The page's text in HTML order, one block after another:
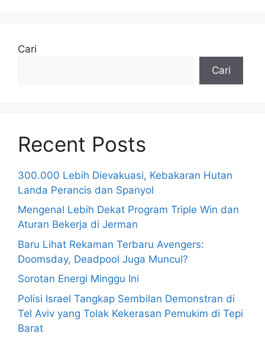
Cari
Cari
Recent Posts
300.000 Lebih Dievakuasi, Kebakaran Hutan
Landa Perancis dan Spanyol
Mengenal Lebih Dekat Program Triple Win dan
Aturan Bekerja di Jerman
Baru Lihat Rekaman Terbaru Avengers:
Doomsday, Deadpool Juga Muncul?
Sorotan Energi Minggu Ini
Polisi Israel Tangkap Sembilan Demonstran di
Tel Aviv yang Tolak Kekerasan Pemukim di Tepi
Barat